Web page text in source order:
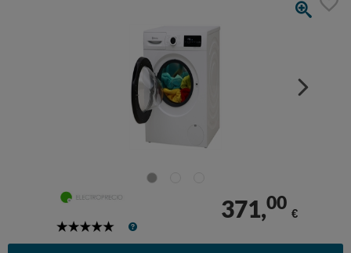
5
371,00
€